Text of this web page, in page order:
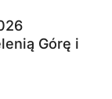
Górę i